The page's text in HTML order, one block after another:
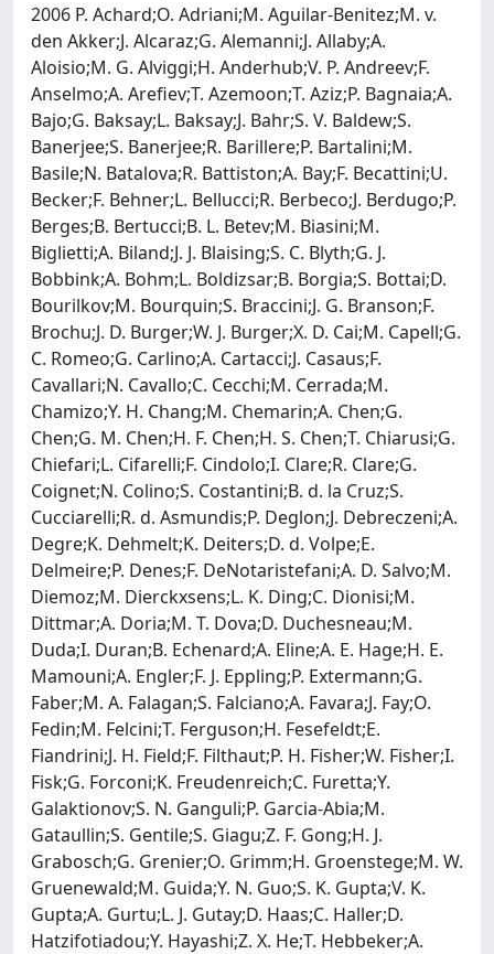
2006 P. Achard;O. Adriani;M. Aguilar-Benitez;M. v.
den Akker;J. Alcaraz;G. Alemanni;J. Allaby;A.
Aloisio;M. G. Alviggi;H. Anderhub;V. P. Andreev;F.
Anselmo;A. Arefiev;T. Azemoon;T. Aziz;P. Bagnaia;A.
Bajo;G. Baksay;L. Baksay;J. Bahr;S. V. Baldew;S.
Banerjee;S. Banerjee;R. Barillere;P. Bartalini;M.
Basile;N. Batalova;R. Battiston;A. Bay;F. Becattini;U.
Becker;F. Behner;L. Bellucci;R. Berbeco;J. Berdugo;P.
Berges;B. Bertucci;B. L. Betev;M. Biasini;M.
Biglietti;A. Biland;J. J. Blaising;S. C. Blyth;G. J.
Bobbink;A. Bohm;L. Boldizsar;B. Borgia;S. Bottai;D.
Bourilkov;M. Bourquin;S. Braccini;J. G. Branson;F.
Brochu;J. D. Burger;W. J. Burger;X. D. Cai;M. Capell;G.
C. Romeo;G. Carlino;A. Cartacci;J. Casaus;F.
Cavallari;N. Cavallo;C. Cecchi;M. Cerrada;M.
Chamizo;Y. H. Chang;M. Chemarin;A. Chen;G.
Chen;G. M. Chen;H. F. Chen;H. S. Chen;T. Chiarusi;G.
Chiefari;L. Cifarelli;F. Cindolo;I. Clare;R. Clare;G.
Coignet;N. Colino;S. Costantini;B. d. la Cruz;S.
Cucciarelli;R. d. Asmundis;P. Deglon;J. Debreczeni;A.
Degre;K. Dehmelt;K. Deiters;D. d. Volpe;E.
Delmeire;P. Denes;F. DeNotaristefani;A. D. Salvo;M.
Diemoz;M. Dierckxsens;L. K. Ding;C. Dionisi;M.
Dittmar;A. Doria;M. T. Dova;D. Duchesneau;M.
Duda;I. Duran;B. Echenard;A. Eline;A. E. Hage;H. E.
Mamouni;A. Engler;F. J. Eppling;P. Extermann;G.
Faber;M. A. Falagan;S. Falciano;A. Favara;J. Fay;O.
Fedin;M. Felcini;T. Ferguson;H. Fesefeldt;E.
Fiandrini;J. H. Field;F. Filthaut;P. H. Fisher;W. Fisher;I.
Fisk;G. Forconi;K. Freudenreich;C. Furetta;Y.
Galaktionov;S. N. Ganguli;P. Garcia-Abia;M.
Gataullin;S. Gentile;S. Giagu;Z. F. Gong;H. J.
Grabosch;G. Grenier;O. Grimm;H. Groenstege;M. W.
Gruenewald;M. Guida;Y. N. Guo;S. K. Gupta;V. K.
Gupta;A. Gurtu;L. J. Gutay;D. Haas;C. Haller;D.
Hatzifotiadou;Y. Hayashi;Z. X. He;T. Hebbeker;A.